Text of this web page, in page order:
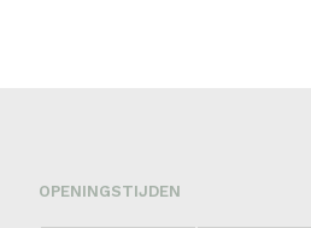
OPENINGSTIJDEN